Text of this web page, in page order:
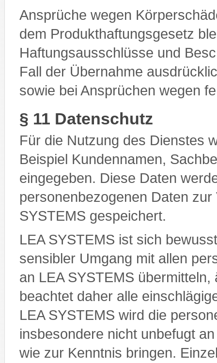
Ansprüche wegen
dem Produkthaftungsgesetz
Haftungsausschlüsse und
Fall der Übernahme
sowie bei Ansprüchen wegen
§ 11 Datenschutz
Für die Nutzung des Dienstes
Beispiel Kundennamen,
eingegeben. Diese Daten
personenbezogenen Daten
SYSTEMS gespeichert.
LEA SYSTEMS ist sich
sensibler Umgang mit allen
an LEA SYSTEMS
beachtet daher alle
LEA SYSTEMS wird die
insbesondere nicht unbefugt
wie zur Kenntnis bringen.